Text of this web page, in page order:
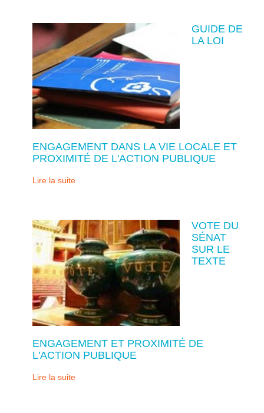
GUIDE DE
LA LOI
ENGAGEMENT DANS LA VIE LOCALE ET
PROXIMITÉ DE L'ACTION PUBLIQUE
Lire la suite
VOTE DU
SÉNAT
SUR LE
TEXTE
ENGAGEMENT ET PROXIMITÉ DE
L'ACTION PUBLIQUE
Lire la suite